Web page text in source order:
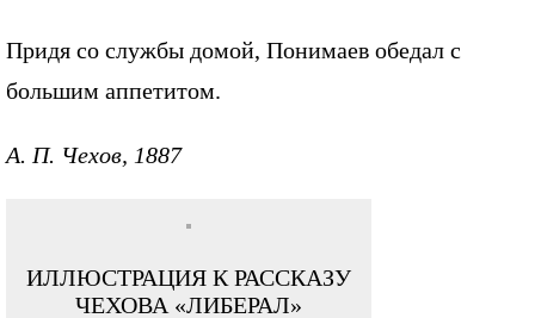
Придя со службы домой, Понимаев обедал с
большим аппетитом.
А. П. Чехов, 1887
ИЛЛЮСТРАЦИЯ К РАССКАЗУ
ЧЕХОВА «ЛИБЕРАЛ»